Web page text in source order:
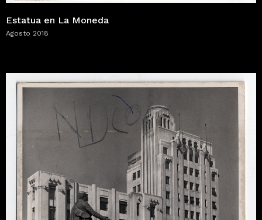
Estatua en La Moneda
Agosto 2018